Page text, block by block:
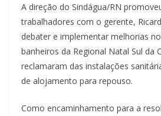
A direção do Sindágua/RN
trabalhadores com o gerente,
debater e implementar melhorias
banheiros da Regional Natal Sul da
reclamaram das instalações
de alojamento para repouso.
Como encaminhamento para a